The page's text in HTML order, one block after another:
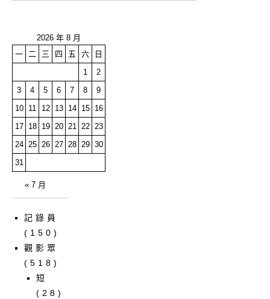
2026 年 8 月
一 二 三 四 五 六
日
1
2
3
4 5 6 7 8
9
10
11 12 13 14 15
16
17
18 19 20 21 22 23
24 25 26 27 28 29 30
31
« 7 月
記錄員
(150)
觀影眾
(518)
短
(28)